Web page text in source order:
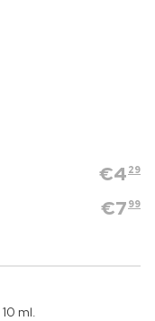
€4 29
€7 99
ml.